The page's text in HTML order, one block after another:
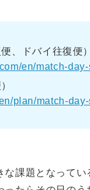
、ドバイ往復便）
en/match-day-
plan/match-
課題となって